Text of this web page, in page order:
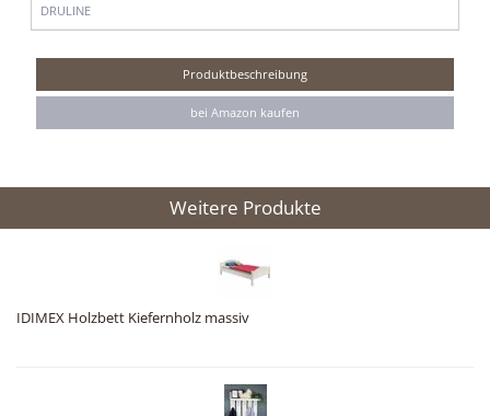
DRULINE
Produktbeschreibung
bei Amazon kaufen
Weitere Produkte
IDIMEX Holzbett Kiefernholz massiv